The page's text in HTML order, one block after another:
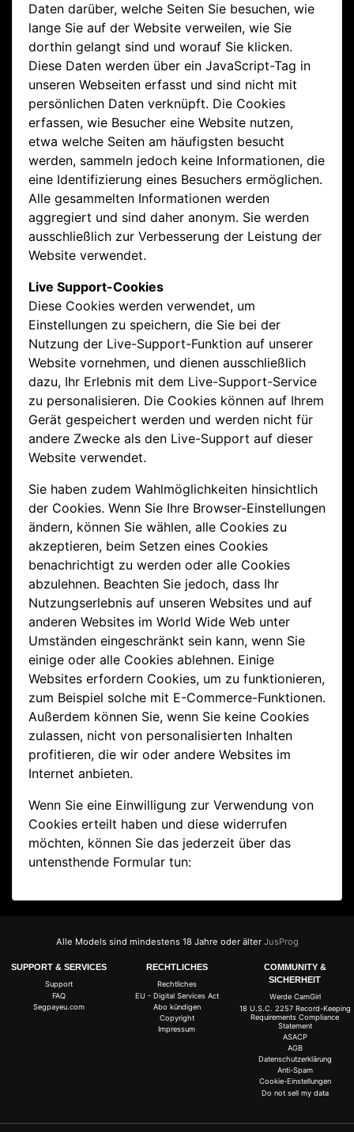
Daten darüber, welche Seiten Sie besuchen, wie
lange Sie auf der Website verweilen, wie Sie
dorthin gelangt sind und worauf Sie klicken.
Diese Daten werden über ein JavaScript-Tag in
unseren Webseiten erfasst und sind nicht mit
persönlichen Daten verknüpft. Die Cookies
erfassen, wie Besucher eine Website nutzen,
etwa welche Seiten am häufigsten besucht
werden, sammeln jedoch keine Informationen, die
eine Identifizierung eines Besuchers ermöglichen.
Alle gesammelten Informationen werden
aggregiert und sind daher anonym. Sie werden
ausschließlich zur Verbesserung der Leistung der
Website verwendet.
Live Support-Cookies
Diese Cookies werden verwendet, um
Einstellungen zu speichern, die Sie bei der
Nutzung der Live-Support-Funktion auf unserer
Website vornehmen, und dienen ausschließlich
dazu, Ihr Erlebnis mit dem Live-Support-Service
zu personalisieren. Die Cookies können auf Ihrem
Gerät gespeichert werden und werden nicht für
andere Zwecke als den Live-Support auf dieser
Website verwendet.
Sie haben zudem Wahlmöglichkeiten hinsichtlich
der Cookies. Wenn Sie Ihre Browser-Einstellungen
ändern, können Sie wählen, alle Cookies zu
akzeptieren, beim Setzen eines Cookies
benachrichtigt zu werden oder alle Cookies
abzulehnen. Beachten Sie jedoch, dass Ihr
Nutzungserlebnis auf unseren Websites und auf
anderen Websites im World Wide Web unter
Umständen eingeschränkt sein kann, wenn Sie
einige oder alle Cookies ablehnen. Einige
Websites erfordern Cookies, um zu funktionieren,
zum Beispiel solche mit E-Commerce-Funktionen.
Außerdem können Sie, wenn Sie keine Cookies
zulassen, nicht von personalisierten Inhalten
profitieren, die wir oder andere Websites im
Internet anbieten.
Wenn Sie eine Einwilligung zur Verwendung von
Cookies erteilt haben und diese widerrufen
möchten, können Sie das jederzeit über das
untensthende Formular tun:
Alle Models sind mindestens 18 Jahre oder älter JusProg
SUPPORT & SERVICES
Support
FAQ
Segpayeu.com
RECHTLICHES
Rechtliches
EU - Digital Services Act
Abo kündigen
Copyright
Impressum
COMMUNITY &
SICHERHEIT
Werde CamGirl
18 U.S.C. 2257 Record-Keeping
Requirements Compliance
Statement
ASACP
AGB
Datenschutzerklärung
Anti-Spam
Cookie-Einstellungen
Do not sell my data